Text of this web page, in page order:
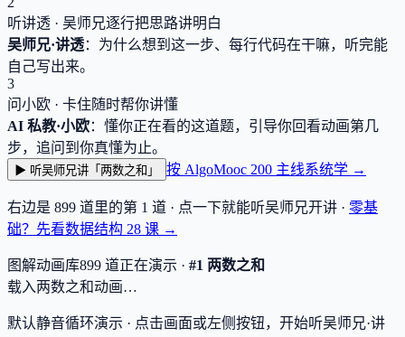
听讲透 · 吴师兄逐行把思路讲明白
吴师兄·讲透：为什么想到这一步、每行代码在干嘛，听完能
自己写出来。
3
问小欧 · 卡住随时帮你讲懂
AI 私教·小欧：懂你正在看的这道题，引导你回看动画第几
步，追问到你真懂为止。
▶ 听吴师兄讲「两数之和」 按 AlgoMooc 200 主线系统学 →
右边是 899 道里的第 1 道 · 点一下就能听吴师兄开讲 · 零基
础？先看数据结构 28 课 →
图解动画库899 道正在演示 · #1 两数之和
载入两数之和动画…
默认静音循环演示 · 点击画面或左侧按钮，开始听吴师兄·讲